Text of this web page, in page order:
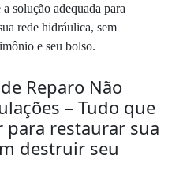
solução adequada para
rede hidráulica, sem
e seu bolso.
Reparo Não
– Tudo que
para restaurar sua
destruir seu